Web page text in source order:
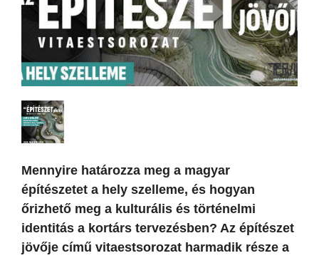
Mennyire határozza meg a magyar
építészetet a hely szelleme, és hogyan
őrizhető meg a kulturális és történelmi
identitás a kortárs tervezésben? Az építészet
jövője című vitaestsorozat harmadik része a